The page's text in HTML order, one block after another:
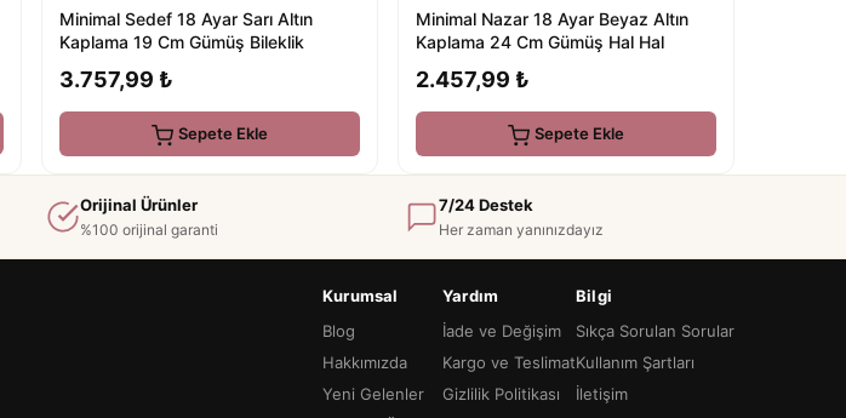
Minimal Sedef 18 Ayar Sarı Altın
Kaplama 19 Cm Gümüş Bileklik
3.757,99 ₺
Sepete Ekle
Minimal Nazar 18 Ayar Beyaz Altın
Kaplama 24 Cm Gümüş Hal Hal
2.457,99 ₺
Sepete Ekle
Orijinal Ürünler
%100 orijinal garanti
7/24 Destek
Her zaman yanınızdayız
Kurumsal
Blog
Hakkımızda
Yeni Gelenler
Yardım
İade ve Değişim
Kargo ve Teslimat
Gizlilik Politikası
Bilgi
Sıkça Sorulan Sorular
Kullanım Şartları
İletişim